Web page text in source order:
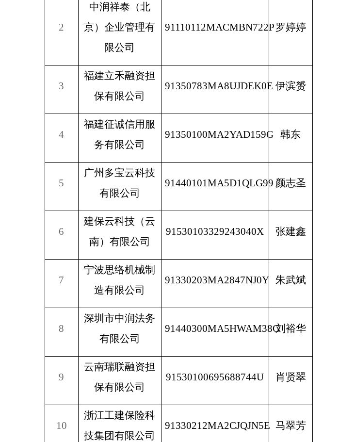
2
中润祥泰（北
京）企业管理有
限公司
91110112MACMBN722P罗婷婷
3
福建立禾融资担
保有限公司
91350783MA8UJDEK0E 伊滨赟
4
福建征诚信用服
务有限公司
91350100MA2YAD159G 韩东
5
广州多宝云科技
有限公司
91440101MA5D1QLG99 颜志圣
6
建保云科技（云
南）有限公司
91530103329243040X 张建鑫
7
宁波思络机械制
造有限公司
91330203MA2847NJ0Y 朱武斌
8
深圳市中润法务
有限公司
91440300MA5HWAM38G刘裕华
9
云南瑞联融资担
保有限公司
91530100695688744U 肖贤翠
10
浙江工建保险科
技集团有限公司
91330212MA2CJQJN5E 马翠芳